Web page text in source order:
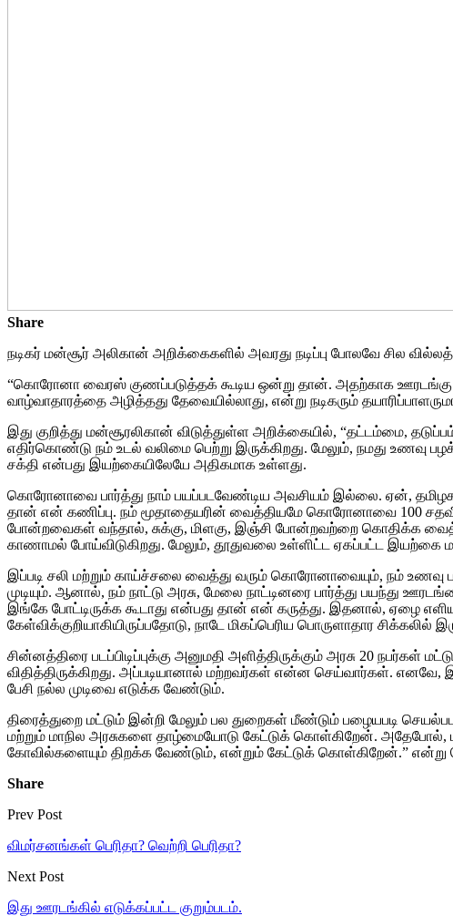
Share
நடிகர் மன்சூர் அலிகான் அறிக்கைகளில் அவரது நடிப்பு போலவே சில
“கொரோனா வைரஸ் குணப்படுத்தக் கூடிய ஒன்று தான். அதற்காக ஊரடங்கு
வாழ்வாதாரத்தை அழித்தது தேவையில்லாது, என்று நடிகரும்
இது குறித்து மன்சூரலிகான் விடுத்துள்ள அறிக்கையில், “தட்டம்மை,
எதிர்கொண்டு நம் உடல் வலிமை பெற்று இருக்கிறது. மேலும், நமது உணவு
சக்தி என்பது இயற்கையிலேயே அதிகமாக உள்ளது.
கொரோனாவை பார்த்து நாம் பயப்படவேண்டிய அவசியம் இல்லை. ஏன்,
தான் என் கணிப்பு. நம் மூதாதையரின் வைத்தியமே கொரோனாவை 100
போன்றவைகள் வந்தால், சுக்கு, மிளகு, இஞ்சி போன்றவற்றை கொதிக்க
காணாமல் போய்விடுகிறது. மேலும், தூதுவலை உள்ளிட்ட ஏகப்பட்ட இயற்கை
இப்படி சலி மற்றும் காய்ச்சலை வைத்து வரும் கொரோனாவையும், நம்
முடியும். ஆனால், நம் நாட்டு அரசு, மேலை நாட்டினரை பார்த்து பயந்து
இங்கே போட்டிருக்க கூடாது என்பது தான் என் கருத்து. இதனால், ஏழை
கேள்விக்குறியாகியிருப்பதோடு, நாடே மிகப்பெரிய பொருளாதார சிக்கலில்
சின்னத்திரை படப்பிடிப்புக்கு அனுமதி அளித்திருக்கும் அரசு 20 நபர்கள்
விதித்திருக்கிறது. அப்படியானால் மற்றவர்கள் என்ன செய்வார்கள்.
பேசி நல்ல முடிவை எடுக்க வேண்டும்.
திரைத்துறை மட்டும் இன்றி மேலும் பல துறைகள் மீண்டும் பழையபடி
மற்றும் மாநில அரசுகளை தாழ்மையோடு கேட்டுக் கொள்கிறேன்.
கோவில்களையும் திறக்க வேண்டும், என்றும் கேட்டுக் கொள்கிறேன்.” என்று
Share
Prev Post
விமர்சனங்கள் பெரிதா? வெற்றி பெரிதா?
Next Post
இது ஊரடங்கில் எடுக்கப்பட்ட குறும்படம்.